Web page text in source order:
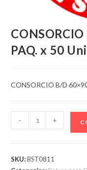
PAQ. x 50
CONSORCIO B/D
CONSORCIO
B/D
40
- +
SKU:BST0811